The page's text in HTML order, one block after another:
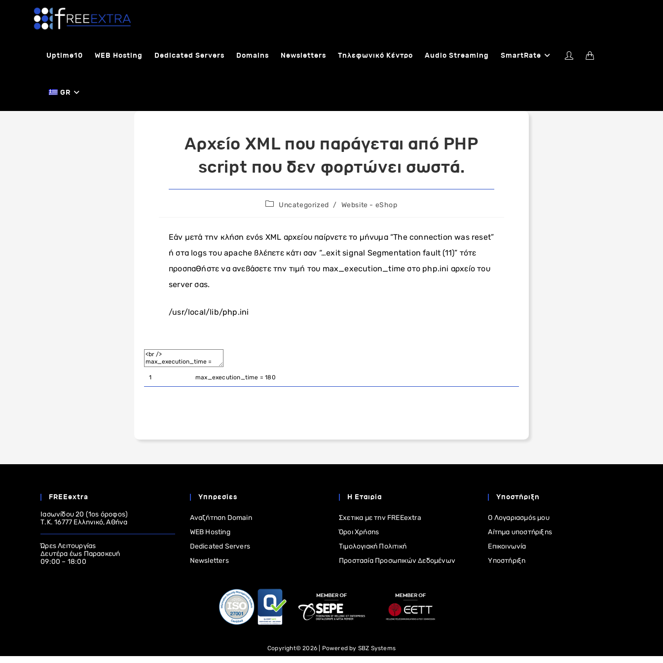
Uptime10 WEB Hosting Dedicated Servers Domains Newsletters Τηλεφωνικό Κέντρο Audio Streaming SmartRate
GR
Αρχείο XML που παράγεται από PHP
script που δεν φορτώνει σωστά.
PostUncategorized / Website - eShop
Εάν μετά την κλήση ενός XML αρχείου παίρνετε το μήνυμα “The connection was reset”
ή στα logs του apache βλέπετε κάτι σαν “…exit signal Segmentation fault (11)” τότε
προσπαθήστε να ανεβάσετε την τιμή του max_execution_time στο php.ini αρχείο του
server σας.
/usr/local/lib/php.ini
1 max_execution_time = 180
FREEextra
Ιασωνίδου 20 (1ος όροφος)
Τ.Κ. 16777 Ελληνικό, Αθήνα
Ώρες Λειτουργίας
Δευτέρα έως Παρασκευή
09:00 – 18:00
Υπηρεσίες
Αναζήτηση Domain
WEB Hosting
Dedicated Servers
Newsletters
Η Εταιρία
Σχετικα με την FREEextra
Όροι Χρήσης
Τιμολογιακή Πολιτική
Προστασία Προσωπικών Δεδομένων
Υποστήριξη
Ο Λογαριασμός μου
Αίτημα υποστήριξης
Επικοινωνία
Υποστήριξη
Copyright© 2026 | Powered by SBZ Systems